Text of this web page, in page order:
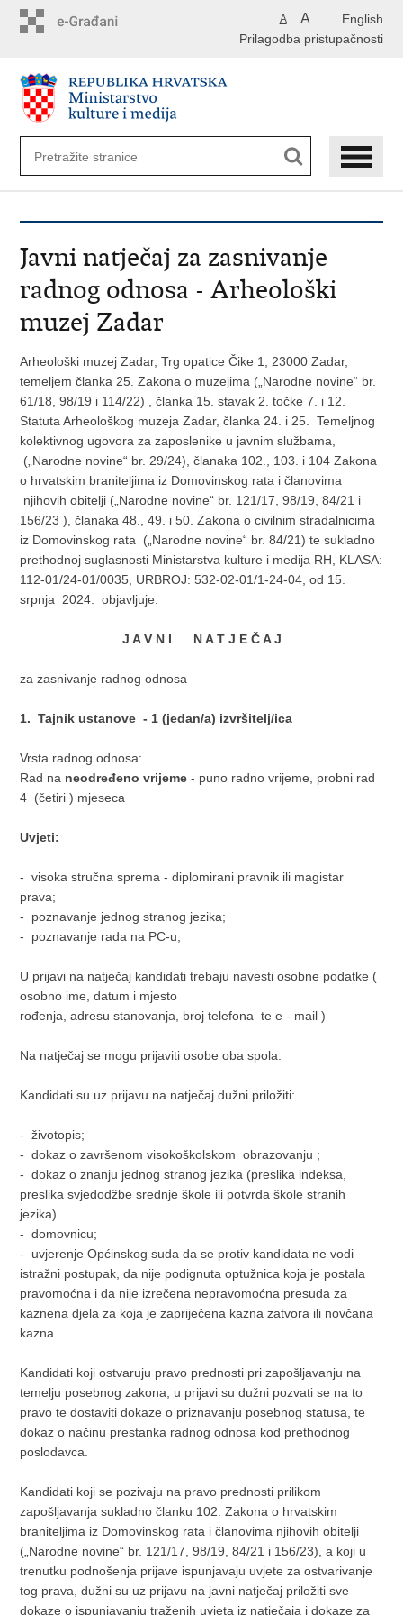
English
A A
Prilagodba pristupačnosti
Javni natječaj za zasnivanje
radnog odnosa - Arheološki
muzej Zadar
Arheološki muzej Zadar, Trg opatice Čike 1, 23000 Zadar,
temeljem članka 25. Zakona o muzejima („Narodne novine“ br.
61/18, 98/19 i 114/22) , članka 15. stavak 2. točke 7. i 12.
Statuta Arheološkog muzeja Zadar, članka 24. i 25. Temeljnog
kolektivnog ugovora za zaposlenike u javnim službama,
(„Narodne novine“ br. 29/24), članaka 102., 103. i 104 Zakona
o hrvatskim braniteljima iz Domovinskog rata i članovima
njihovih obitelji („Narodne novine“ br. 121/17, 98/19, 84/21 i
156/23 ), članaka 48., 49. i 50. Zakona o civilnim stradalnicima
iz Domovinskog rata („Narodne novine“ br. 84/21) te sukladno
prethodnoj suglasnosti Ministarstva kulture i medija RH, KLASA:
112-01/24-01/0035, URBROJ: 532-02-01/1-24-04, od 15.
srpnja 2024. objavljuje:
J A V N I N A T J E Č A J
za zasnivanje radnog odnosa
1. Tajnik ustanove - 1 (jedan/a) izvršitelj/ica
Vrsta radnog odnosa:
Rad na neodređeno vrijeme- puno radno vrijeme, probni rad
4 (četiri ) mjeseca
Uvjeti:
- visoka stručna sprema - diplomirani pravnik ili magistar
prava;
- poznavanje jednog stranog jezika;
- poznavanje rada na PC-u;
U prijavi na natječaj kandidati trebaju navesti osobne podatke (
osobno ime, datum i mjesto
rođenja, adresu stanovanja, broj telefona te e - mail )
Na natječaj se mogu prijaviti osobe oba spola.
Kandidati su uz prijavu na natječaj dužni priložiti:
- životopis;
- dokaz o završenom visokoškolskom obrazovanju ;
- dokaz o znanju jednog stranog jezika (preslika indeksa,
preslika svjedodžbe srednje škole ili potvrda škole stranih
jezika)
- domovnicu;
- uvjerenje Općinskog suda da se protiv kandidata ne vodi
istražni postupak, da nije podignuta optužnica koja je postala
pravomoćna i da nije izrečena nepravomoćna presuda za
kaznena djela za koja je zapriječena kazna zatvora ili novčana
kazna.
Kandidati koji ostvaruju pravo prednosti pri zapošljavanju na
temelju posebnog zakona, u prijavi su dužni pozvati se na to
pravo te dostaviti dokaze o priznavanju posebnog statusa, te
dokaz o načinu prestanka radnog odnosa kod prethodnog
poslodavca.
Kandidati koji se pozivaju na pravo prednosti prilikom
zapošljavanja sukladno članku 102. Zakona o hrvatskim
braniteljima iz Domovinskog rata i članovima njihovih obitelji
(„Narodne novine“ br. 121/17, 98/19, 84/21 i 156/23), a koji u
trenutku podnošenja prijave ispunjavaju uvjete za ostvarivanje
tog prava, dužni su uz prijavu na javni natječaj priložiti sve
dokaze o ispunjavanju traženih uvjeta iz natječaja i dokaze za